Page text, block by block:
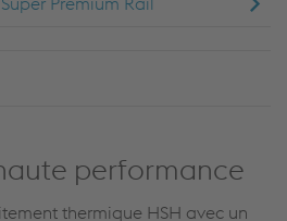
performance
thermique HSH avec un